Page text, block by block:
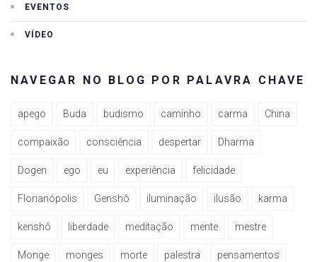
EVENTOS
VÍDEO
NAVEGAR NO BLOG POR PALAVRA CHAVE
apego Buda budismo caminho carma China
compaixão consciência despertar Dharma
Dogen ego eu experiência felicidade
Florianópolis Genshô iluminação ilusão karma
kenshô liberdade meditação mente mestre
Monge monges morte palestra pensamentos